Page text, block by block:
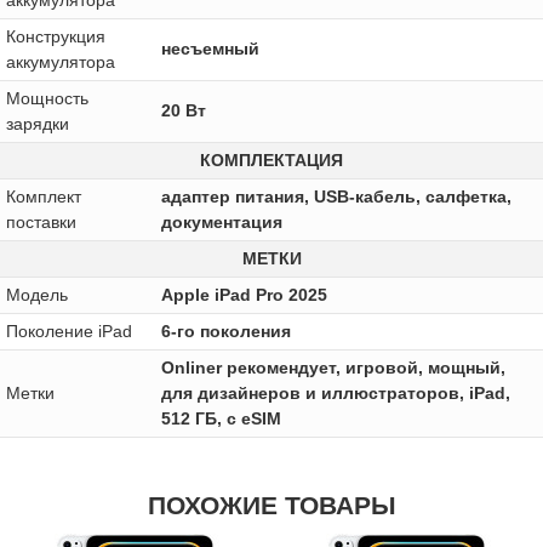
Конструкция
аккумулятора
несъемный
Мощность
зарядки
20 Вт
КОМПЛЕКТАЦИЯ
Комплект
поставки
адаптер питания, USB-кабель, салфетка,
документация
МЕТКИ
Модель
Apple iPad Pro 2025
Поколение iPad
6-го поколения
Метки
Onliner рекомендует, игровой, мощный,
для дизайнеров и иллюстраторов, iPad,
512 ГБ, с eSIM
ПОХОЖИЕ ТОВАРЫ